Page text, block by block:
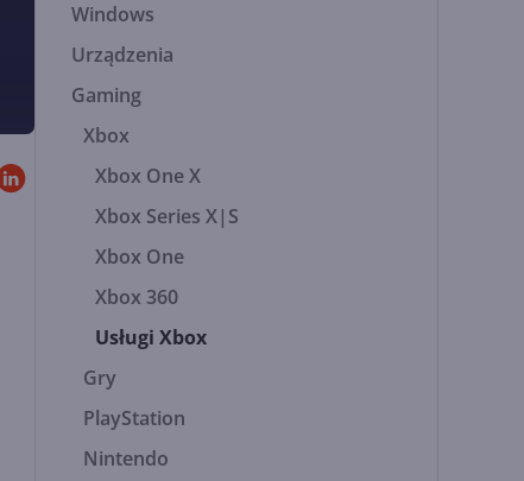
Windows
Urządzenia
Gaming
Xbox
Xbox One X
Xbox Series X|S
Xbox One
Xbox 360
Usługi Xbox
Gry
PlayStation
Nintendo